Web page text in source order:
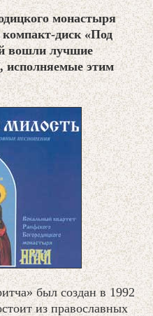
монастыря
диск «Под
вошли лучшие
исполняемые этим
был создан в 1992
из православных